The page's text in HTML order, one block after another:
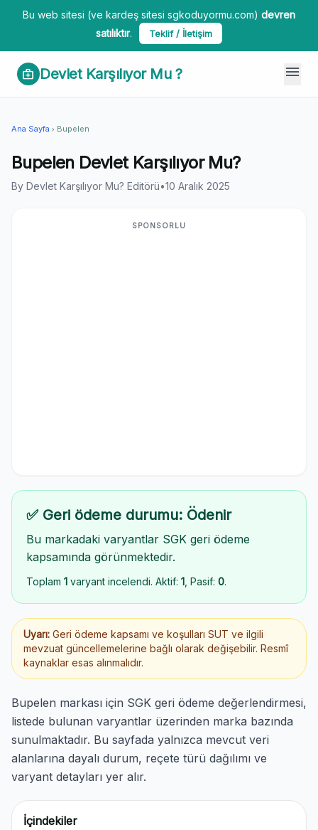
Bu web sitesi (ve kardeş sitesi sgkoduyormu.com) devren
satılıktır. Teklif / İletişim
medical_services Devlet Karşılıyor Mu ? menu
Ana Sayfa chevron_right Bupelen
Bupelen Devlet Karşılıyor Mu?
By Devlet Karşılıyor Mu? Editörü•10 Aralık 2025
SPONSORLU
✅ Geri ödeme durumu: Ödenir
Bu markadaki varyantlar SGK geri ödeme
kapsamında görünmektedir.
Toplam 1 varyant incelendi. Aktif: 1 , Pasif: 0.
Uyarı: Geri ödeme kapsamı ve koşulları SUT ve ilgili
mevzuat güncellemelerine bağlı olarak değişebilir. Resmî
kaynaklar esas alınmalıdır.
Bupelen markası için SGK geri ödeme değerlendirmesi,
listede bulunan varyantlar üzerinden marka bazında
sunulmaktadır. Bu sayfada yalnızca mevcut veri
alanlarına dayalı durum, reçete türü dağılımı ve
varyant detayları yer alır.
İçindekiler